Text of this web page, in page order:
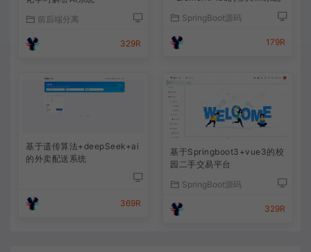
前后端分离
329R
SpringBoot源码
179R
基于遗传算法+deepSeek+ai
的外卖配送系统
369R
基于Springboot3+vue3的校
园二手交易平台
SpringBoot源码
329R